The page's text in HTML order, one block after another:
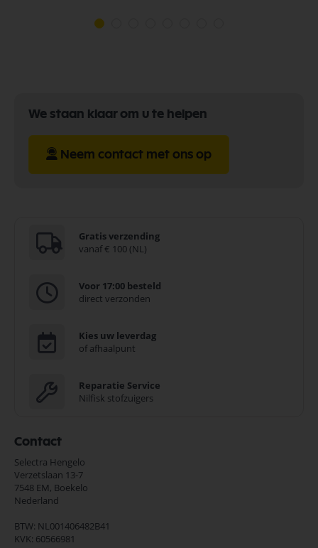
We staan klaar om u te helpen
Neem contact met ons op
Gratis verzending
vanaf € 100 (NL)
Voor 17:00 besteld
direct verzonden
Kies uw leverdag
of afhaalpunt
Reparatie Service
Nilfisk stofzuigers
Contact
Selectra Hengelo
Verzetslaan 13-7
7548 EM, Boekelo
Nederland
BTW: NL001406482B41
KVK: 60566981